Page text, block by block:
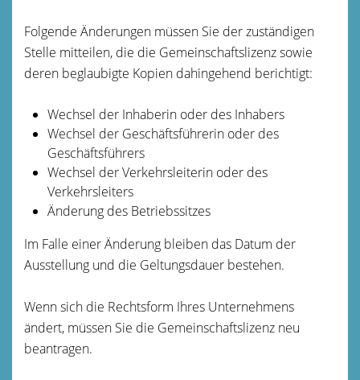
Folgende Änderungen müssen Sie der zuständigen
Stelle mitteilen, die die Gemeinschaftslizenz sowie
deren beglaubigte Kopien dahingehend berichtigt:
Wechsel der Inhaberin oder des Inhabers
Wechsel der Geschäftsführerin oder des
Geschäftsführers
Wechsel der Verkehrsleiterin oder des
Verkehrsleiters
Änderung des Betriebssitzes
Im Falle einer Änderung bleiben das Datum der
Ausstellung und die Geltungsdauer bestehen.
Wenn sich die Rechtsform Ihres Unternehmens
ändert, müssen Sie die Gemeinschaftslizenz neu
beantragen.